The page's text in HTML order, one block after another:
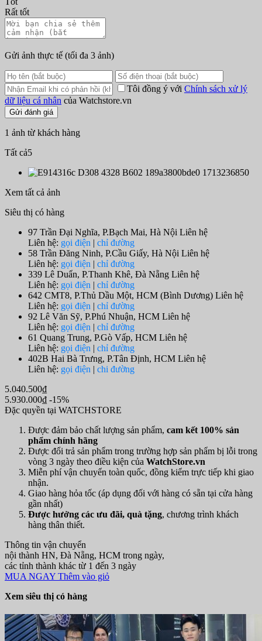
Rất tốt
Gửi ảnh thực tế (tối đa 3 ảnh)
Tôi đồng ý với Chính sách xử lý
dữ liệu cá nhân của Watchstore.vn
Gửi đánh giá
1 ảnh từ khách hàng
Tất cả5
Xem tất cả ảnh
Siêu thị có hàng
97 Trần Đại Nghĩa, P.Bạch Mai, Hà Nội Liên hệ
Liên hệ: gọi điện | chỉ đường
58 Trần Đăng Ninh, P.Cầu Giấy, Hà Nội Liên hệ
Liên hệ: gọi điện | chỉ đường
339 Lê Duẩn, P.Thanh Khê, Đà Nẵng Liên hệ
Liên hệ: gọi điện | chỉ đường
642 CMT8, P.Thủ Dầu Một, HCM (Bình Dương) Liên hệ
Liên hệ: gọi điện | chỉ đường
92 Lê Văn Sỹ, P.Phú Nhuận, HCM Liên hệ
Liên hệ: gọi điện | chỉ đường
61 Quang Trung, P.Gò Vấp, HCM Liên hệ
Liên hệ: gọi điện | chỉ đường
402B Hai Bà Trưng, P.Tân Định, HCM Liên hệ
Liên hệ: gọi điện | chi đường
5.040.500₫
5.930.000₫ -15%
Đặc quyền tại WATCHSTORE
Được đảm bảo chất lượng sản phẩm, cam kết 100% sản
phẩm chính hãng
Được đổi trả sản phẩm trong trường hợp sản phẩm bị lỗi trong
vòng 3 ngày theo điều kiện của WatchStore.vn
Miễn phí vận chuyển toàn quốc, đồng kiểm trực tiếp khi giao
nhận.
Giao hàng hỏa tốc (áp dụng đối với hàng có sẵn tại cửa hàng
gần nhất)
Được hưởng các ưu đãi, quà tặng, chương trình khách
hàng thân thiết.
Thông tin vận chuyển
nội thành HN, Đà Nẵng, HCM trong ngày,
các tỉnh thành khác từ 1 đến 3 ngày
MUA NGAY Thêm vào giỏ
Xem siêu thị có hàng